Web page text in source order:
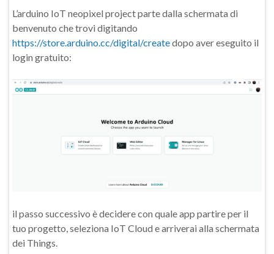
L’arduino IoT neopixel project parte dalla schermata di
benvenuto che trovi digitando
https://store.arduino.cc/digital/createdopo aver eseguito il
login gratuito:
il passo successivo è decidere con quale app partire per il
tuo progetto, seleziona IoT Cloud e arriverai alla schermata
dei Things.